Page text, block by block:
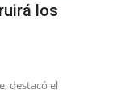
los
destacó el